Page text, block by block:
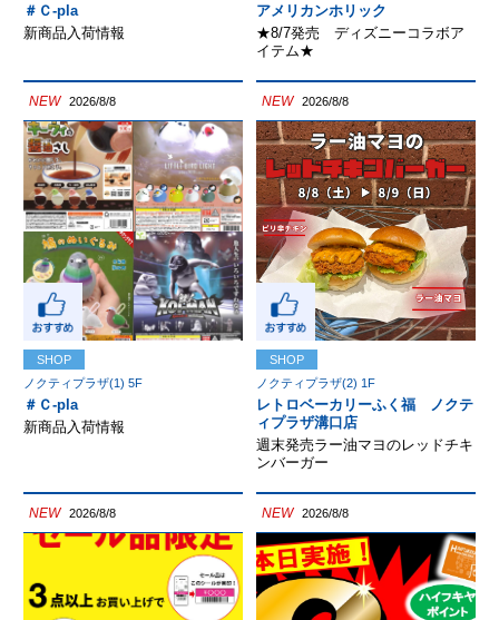
＃Ｃ-pla
新商品入荷情報
アメリカンホリック
★8/7発売 ディズニーコラボア
イテム★
NEW 2026/8/8
SHOP
ノクティプラザ(1) 5F
＃Ｃ-pla
新商品入荷情報
NEW 2026/8/8
SHOP
ノクティプラザ(2) 1F
レトロベーカリーふく福 ノクテ
ィプラザ溝口店
週末発売ラー油マヨのレッドチキ
ンバーガー
NEW 2026/8/8 NEW 2026/8/8